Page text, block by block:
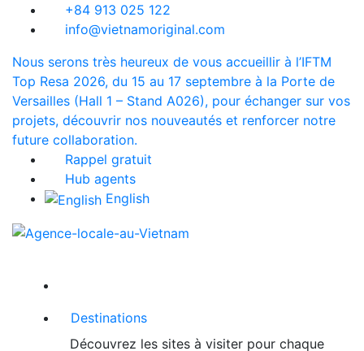
+84 913 025 122
info@vietnamoriginal.com
Nous serons très heureux de vous accueillir à l’IFTM
Top Resa 2026, du 15 au 17 septembre à la Porte de
Versailles (Hall 1 – Stand A026), pour échanger sur vos
projets, découvrir nos nouveautés et renforcer notre
future collaboration.
Rappel gratuit
Hub agents
English
Destinations
Découvrez les sites à visiter pour chaque